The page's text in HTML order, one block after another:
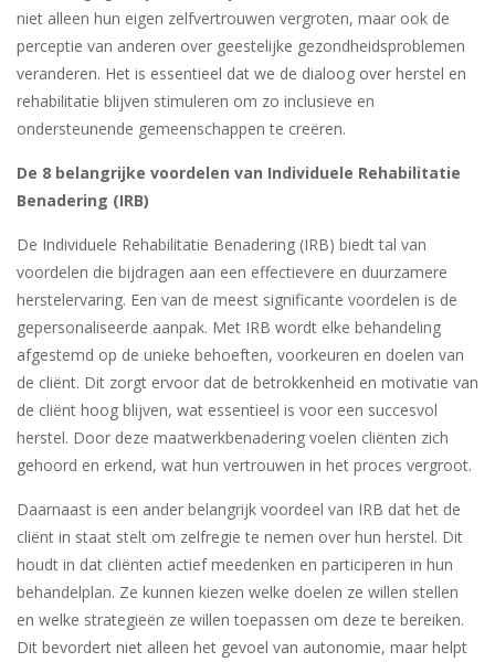
niet alleen hun eigen zelfvertrouwen vergroten, maar ook de
perceptie van anderen over geestelijke gezondheidsproblemen
veranderen. Het is essentieel dat we de dialoog over herstel en
rehabilitatie blijven stimuleren om zo inclusieve en
ondersteunende gemeenschappen te creëren.
De 8 belangrijke voordelen van Individuele Rehabilitatie
Benadering (IRB)
De Individuele Rehabilitatie Benadering (IRB) biedt tal van
voordelen die bijdragen aan een effectievere en duurzamere
herstelervaring. Een van de meest significante voordelen is de
gepersonaliseerde aanpak. Met IRB wordt elke behandeling
afgestemd op de unieke behoeften, voorkeuren en doelen van
de cliënt. Dit zorgt ervoor dat de betrokkenheid en motivatie van
de cliënt hoog blijven, wat essentieel is voor een succesvol
herstel. Door deze maatwerkbenadering voelen cliënten zich
gehoord en erkend, wat hun vertrouwen in het proces vergroot.
Daarnaast is een ander belangrijk voordeel van IRB dat het de
cliënt in staat stelt om zelfregie te nemen over hun herstel. Dit
houdt in dat cliënten actief meedenken en participeren in hun
behandelplan. Ze kunnen kiezen welke doelen ze willen stellen
en welke strategieën ze willen toepassen om deze te bereiken.
Dit bevordert niet alleen het gevoel van autonomie, maar helpt